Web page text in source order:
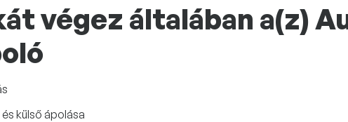
végez általában a(z)
külső ápolása